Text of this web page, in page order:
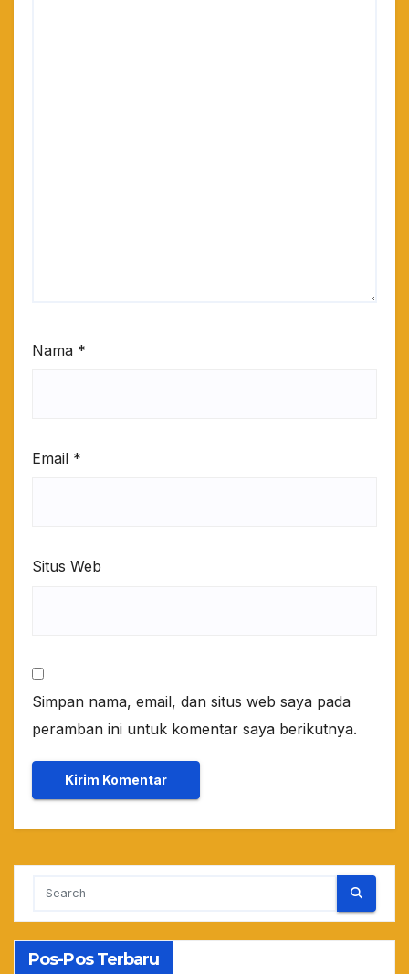
Nama *
Email *
Situs Web
Simpan nama, email, dan situs web saya pada
peramban ini untuk komentar saya berikutnya.
Pos-Pos Terbaru